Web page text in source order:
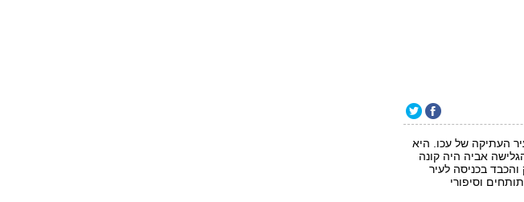
העתיקה של עכו. היא
אביה היה קונה
בכניסה לעיר
וסיפורי